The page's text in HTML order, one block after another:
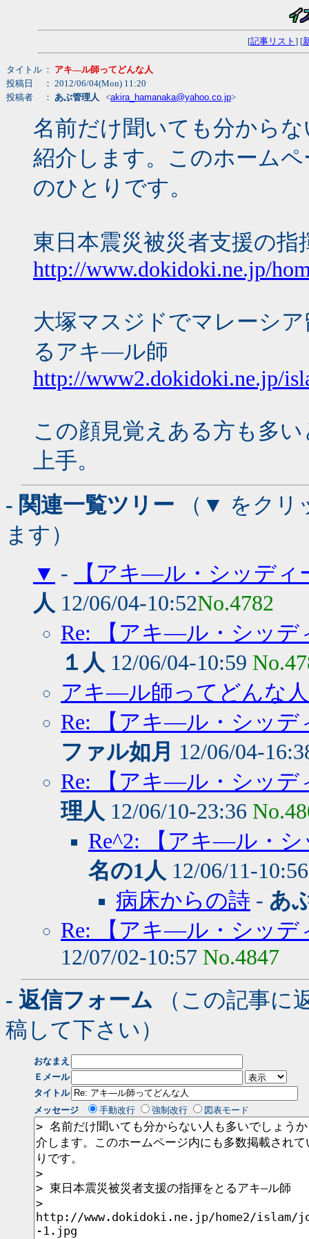
[記事リスト ] [
タイトル ： アキ―ル師ってどんな人
投稿日
： 2012/06/04(Mon) 11:20
投稿者
： あぶ管理人 <akira_hamanaka@yahoo.co.jp>
名前だけ聞いても分から
紹介します。このホーム
のひとりです。
東日本震災被災者支援の
http://www.dokidoki.ne.jp/
大塚マスジドでマレーシ
るアキ―ル師
http://www2.dokidoki.ne.jp/
この顔見覚えある方も多
上手。
- 関連一覧ツリー （▼ をクリ
ます）
▼ -
【アキ―ル・シッデ
人 12/06/04-10:52No.4782
Re: 【アキ―ル・シッデ
１人 12/06/04-10:59
アキ―ル師ってどんな人
Re: 【アキ―ル・シッデ
ファル如月 12/06/04-
Re: 【アキ―ル・シッデ
理人 12/06/10-23:36
Re^2: 【アキ―ル・
名の1人 12/06/11-
病床からの詩 - あ
Re: 【アキ―ル・シッデ
12/07/02-10:57 No.4847
- 返信フォーム （この記事に
稿して下さい）
おなまえ
Ｅメール
タイトル
メッセージ
手動改行 強制改行 図表モード